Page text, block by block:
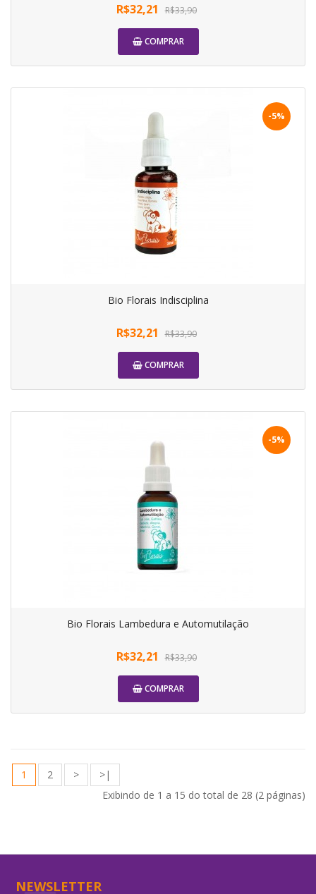
R$32,21 R$33,90
COMPRAR
-5%
Bio Florais Indisciplina
R$32,21 R$33,90
COMPRAR
-5%
Bio Florais Lambedura e Automutilação
R$32,21 R$33,90
COMPRAR
1 2 >
>|
Exibindo de 1 a 15 do total de 28 (2 páginas)
NEWSLETTER